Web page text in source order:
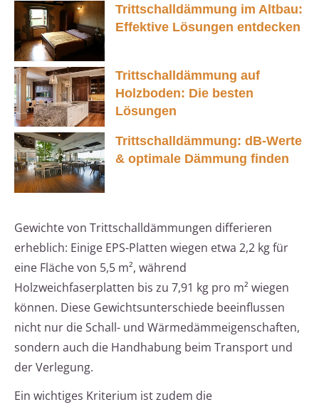
Trittschalldämmung im Altbau:
Effektive Lösungen entdecken
Trittschalldämmung auf
Holzboden: Die besten
Lösungen
Trittschalldämmung: dB-Werte
& optimale Dämmung finden
Gewichte von Trittschalldämmungen differieren
erheblich: Einige EPS-Platten wiegen etwa 2,2 kg für
eine Fläche von 5,5 m², während
Holzweichfaserplatten bis zu 7,91 kg pro m² wiegen
können. Diese Gewichtsunterschiede beeinflussen
nicht nur die Schall- und Wärmedämmeigenschaften,
sondern auch die Handhabung beim Transport und
der Verlegung.
Ein wichtiges Kriterium ist zudem die